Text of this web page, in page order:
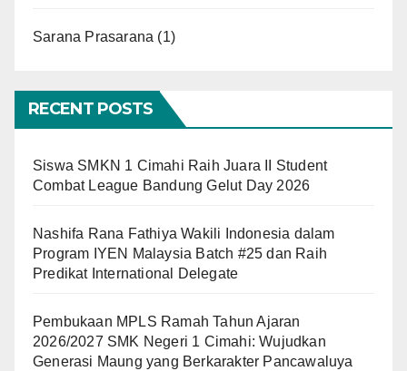
Sarana Prasarana (1)
RECENT POSTS
Siswa SMKN 1 Cimahi Raih Juara II Student
Combat League Bandung Gelut Day 2026
Nashifa Rana Fathiya Wakili Indonesia dalam
Program IYEN Malaysia Batch #25 dan Raih
Predikat International Delegate
Pembukaan MPLS Ramah Tahun Ajaran
2026/2027 SMK Negeri 1 Cimahi: Wujudkan
Generasi Maung yang Berkarakter Pancawaluya